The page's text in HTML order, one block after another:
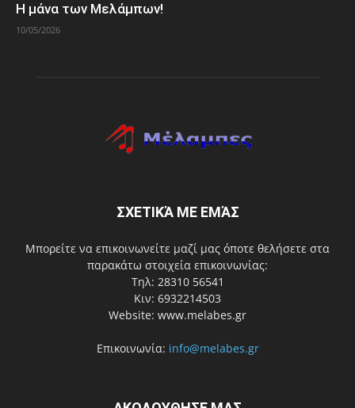
Η μάνα των Μελάμπων!
10/05/2026
ΣΧΕΤΙΚΆ ΜΕ ΕΜΆΣ
Μπορείτε να επικοινωνείτε μαζί μας όποτε θελήσετε στα
παρακάτω στοιχεία επικοινωνίας:
Τηλ: 28310 56541
Κιν: 6932214503
Website: www.melabes.gr
Επικοινωνία: info@melabes.gr